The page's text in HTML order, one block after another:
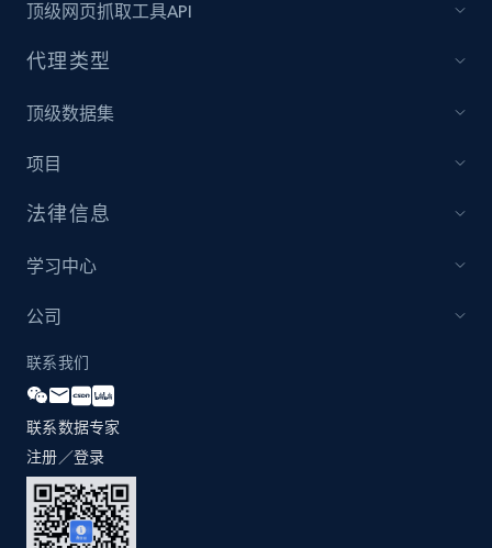
顶级网页抓取工具API
代理类型
顶级数据集
项目
法律信息
学习中心
公司
联系我们
联系数据专家
注册／登录